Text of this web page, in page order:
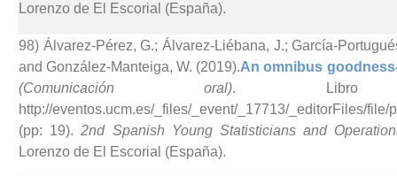
Lorenzo de El Escorial (España).
98) Álvarez-Pérez, G.; Álvarez-Liébana, J.; García-
and González-Manteiga, W. (2019).An omnibus
(Comunicación oral). Libro
http://eventos.ucm.es/_files/_event/_17713/_editorFiles/
(pp: 19).2nd Spanish Young Statisticians and
Lorenzo de El Escorial (España).